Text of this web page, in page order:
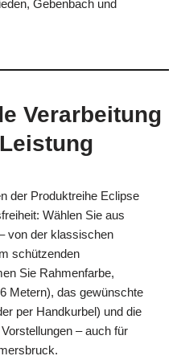
Gebenbach und
Verarbeitung
der Produktreihe Eclipse
Wählen Sie aus
von der klassischen
schützenden
Sie Rahmenfarbe,
Metern), das gewünschte
per Handkurbel) und die
– auch für